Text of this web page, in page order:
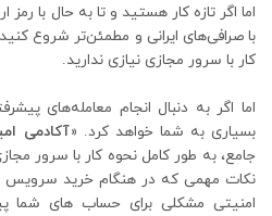
اما اگر تازه کار هستید و تا به حال با رمز
با صرافی‌های ایرانی و مطمئن‌تر شروع
کار با سرور مجازی نیازی ندارید.
اما اگر به دنبال انجام معامله‌های
بسیاری به شما خواهد کرد. «آکادمی
جامع، به طور کامل نحوه کار با سرور
نکات مهمی که در هنگام خرید سرویس
امنیتی مشکلی برای حساب های شما